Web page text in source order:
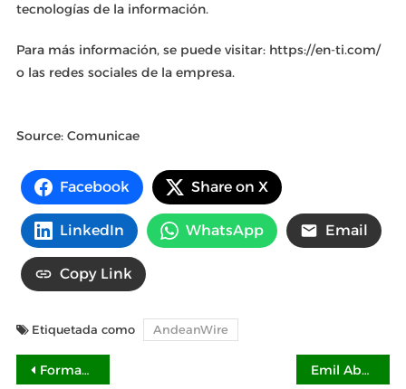
tecnologías de la información.
Para más información, se puede visitar: https://en-ti.com/
o las redes sociales de la empresa.
Source: Comunicae
Facebook Share on X
LinkedIn WhatsApp Email
Copy Link
Etiquetada como AndeanWire
Navegación
Formación Integrada al Trabajo, el secreto para pasar de estudiante a profesional exitoso: Tecmilenio Emil Abed: del karting al Gran Premio, entre motores y música